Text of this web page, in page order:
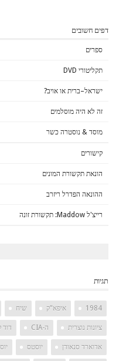
דפים חשובים
ספרים
תקליטורי DVD
ישראל–ברית או אויב?
זה לא היה מוסלמים
מוסד & נוסטרה כשר
קישורים
הונאת תקשורת המונים
ההונאה הפדרל ריזרב
רייצ'ל Maddow: תקשורת זונה
תגיות
1984 איפא"ק שיח
ציונות נוצרית ה-CIA דוד
אדוארד סנאודן יוסטס